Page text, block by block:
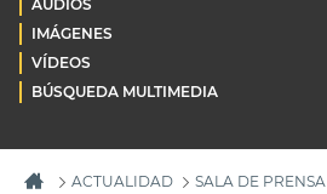
AUDIOS
IMÁGENES
VÍDEOS
BÚSQUEDA MULTIMEDIA
ACTUALIDAD
SALA DE PRENSA